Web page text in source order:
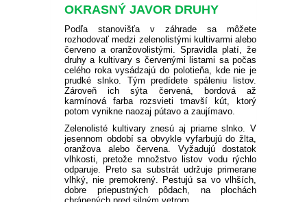
HLÚBOVÁ ZELENINA
CIBUĽOVÁ ZELENINA
SEMENÁ NA NAKLÍČENIE
OSTATNÉ SEMIENKA
ZELENINY
OSTATNÉ
NEMESIA
ČIERNOOKÁ ZUZANA
VERBENA
KLINČEK
CHRYZANTÉMOVKA
BIDENS - DVOJZUB
BALKÓNOVÉ KVETY
VHODNÉ DO TIEŇA /
POLOTIEŇA
KOLEUS
POVOJNÍK
DIANTHUS
BAKOPA
RASTLINY OKRASNÉ
LISTOM
OKRASNÁ ŽIHĽAVA
IPOMOEA
IHLIČNANY NA KMIENKU
TRPASLIČIE IHLIČNANY
OKRASNÉ IHLIČNANY
OSTATNÉ
KRÍKY KVITNÚCE V ZIME
KVITNÚCE POPÍNAVÉ
RASTLINY
MNOHOKVETÉ RUŽE
STROMČEKOVÉ RUŽE
KOSTRAVA
OSTRICA
NÍZKE OKRASNÉ TRÁVY
OSTATNÉ
OKRASNÉ TRÁVY VYSOKÉ
KORTADÉRIA
OZDOBNICA
PABAMBUS
PEROVEC
VYSOKÉ OKRASNÉ TRÁVY
OSTATNÉ
VYSOKÉ TRVALKY
NÍZKE TRVALKY
TRVALKY DO TIEŇA
ASTILBY
HEUCHERY
HOSTY
JARNÉ TRVALKY
LETNÉ TRVALKY
JESENNÉ TRVALKY
ŽIVÉ PLOTY
NEOPADAVÝ ŽIVÝ PLOT
OPADAVÝ ŽIVÝ PLOT
HORTENZIE
HORTENZIE METLINATÉ
HORTENZIE KALINOLISTÉ
HORTENZIE
STROMČEKOVITÉ
MODRÉ HORTENZIE
SOLITÉRY
PRÍSLUŠENSTVO K
OKRASNEJ ZÁHRADE
STĹPOVITÉ JABLONE
MARHULE
BROSKYNE A NEKTARINKY
ZAKRSLÉ OVOCNÉ STROMY
EGREŠE
MALINY
RÍBEZLE
HURMIKAKI
KIWI
MUCHOVNÍK
RAKYTNÍK RAŠETLIAKOVÝ
ZEMOLEZ KAMČATSKÝ
ORECHY A LIESKY
PRIESADY PARADAJOK
PRIESADY UHORIEK
SADBOVÉ ZEMIAKY
SLADKÉ ZEMIAKY
SADBOVÝ CESNAK
MEDVEDÍ CESNAK
PRÍSLUŠENSTVO K
ÚŽITKOVEJ ZÁHRADE
OKRASNÝ JAVOR DRUHY
Podľa stanovišťa v záhrade sa môžete
rozhodovať medzi zelenolistými kultivarmi alebo
červeno a oranžovolistými. Spravidla platí, že
druhy a kultivary s červenými listami sa počas
celého roka vysádzajú do polotieňa, kde nie je
prudké slnko.
Tým predídete spáleniu listov.
Zároveň ich sýta červená, bordová až
karmínová farba rozsvieti tmavší kút, ktorý
potom vynikne naozaj pútavo a zaujímavo.
Zelenolisté kultivary znesú aj priame slnko. V
jesennom období sa obvykle vyfarbujú do žlta,
oranžova alebo červena.
Vyžadujú dostatok
vlhkosti, pretože množstvo listov vodu rýchlo
odparuje.
Preto sa substrát udržuje primerane
vlhký, nie premokrený. Pestujú sa vo vlhších,
dobre priepustných pôdach, na plochách